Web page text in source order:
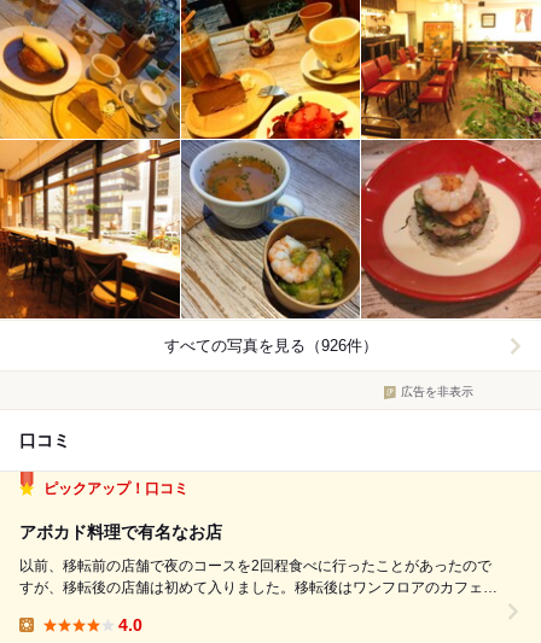
すべての写真を見る（926件）
広告を非表示
口コミ
ピックアップ！口コミ
アボカド料理で有名なお店
以前、移転前の店舗で夜のコースを2回程食べに行ったことがあったので
すが、移転後の店舗は初めて入りました。移転後はワンフロアのカフェの
が、味は人によって好みがかなり分かれるようななので、『鶏のネギ塩ご
4.0